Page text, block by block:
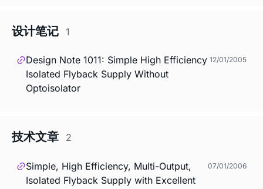
设计笔记 1
Design Note 1011: Simple High Efficiency
Isolated Flyback Supply Without
Optoisolator
12/01/2005
技术文章 2
Simple, High Efficiency, Multi-Output,
Isolated Flyback Supply with Excellent
07/01/2006